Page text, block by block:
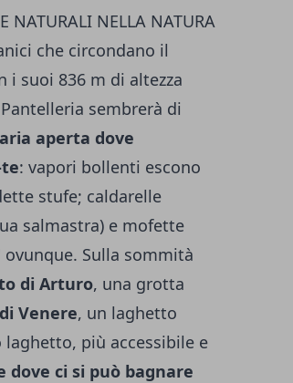
NATURALI NELLA NATURA
che circondano il
i suoi 836 m di altezza
sembrerà di
aperta dove
: vapori bollenti escono
stufe; caldarelle
salmastra) e mofette
Sulla sommità
di Arturo, una grotta
Venere, un laghetto
più accessibile e
dove ci si può bagnare